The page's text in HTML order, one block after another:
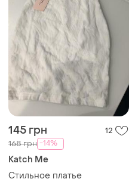
145 грн 12
168 грн -14%
Katch Me
Стильное платье